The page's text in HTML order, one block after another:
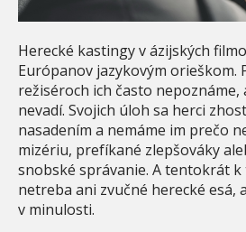
Herecké kastingy v ázijských
Európanov jazykovým orieškom.
režiséroch ich často
nevadí. Svojich úloh sa herci
nasadením a nemáme im prečo
mizériu, prefíkané zlepšováky
snobské správanie. A tentokrát
netreba ani zvučné herecké esá,
v minulosti.